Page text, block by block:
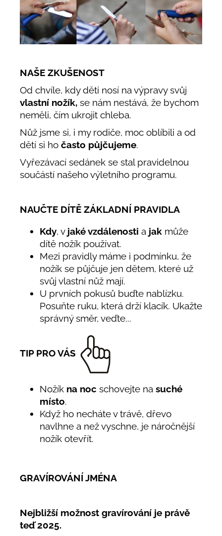
NAŠE ZKUŠENOST
Od chvíle, kdy děti nosí na výpravy svůj
vlastní nožík, se nám nestává, že bychom
neměli, čím ukrojit chleba.
Nůž jsme si, i my rodiče, moc oblíbili a od
dětí si ho často půjčujeme.
Vyřezávací sedánek se stal pravidelnou
součástí našeho výletního programu.
NAUČTE DÍTĚ ZÁKLADNÍ PRAVIDLA
Kdy, v jaké vzdálenosti a jak může
dítě nožík používat.
Mezi pravidly máme i podmínku, že
nožík se půjčuje jen dětem, které už
svůj vlastní nůž mají.
U prvních pokusů buďte nablízku.
Posuňte ruku, která drží klacík. Ukažte
správný směr, veďte...
TIP PRO VÁS
Nožík na noc schovejte na suché
místo.
Když ho necháte v trávě, dřevo
navlhne a než vyschne, je náročnější
nožík otevřít.
GRAVÍROVÁNÍ JMÉNA
Nejbližší možnost gravírování je právě
teď 2025.